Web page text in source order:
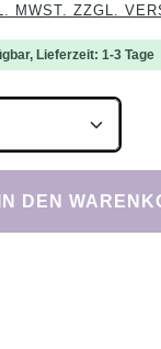
MWST. ZZGL.
Lieferzeit: 1-3 Tage
Gib
IN DEN